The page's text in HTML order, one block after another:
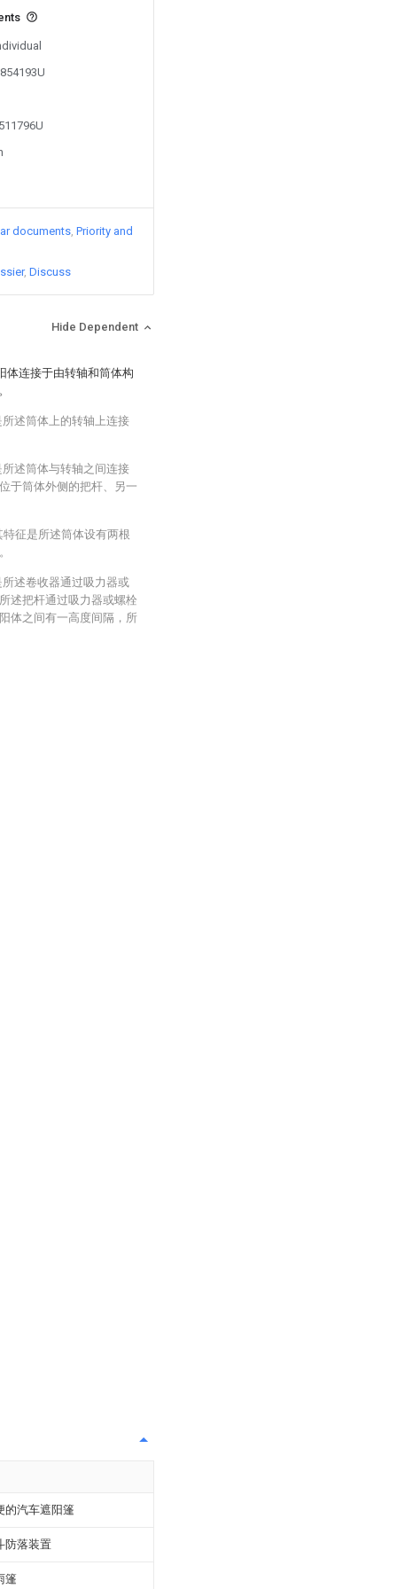
documents Priority and
Discuss
Hide Dependent
体连接于由转轴和筒体构
述筒体上的转轴上连接
述筒体与转轴之间连接
于筒体外侧的把杆、另一
征是所述筒体设有两根
述卷收器通过吸力器或
述把杆通过吸力器或螺栓
体之间有一高度间隔，所
的汽车遮阳篷
防落装置
篷